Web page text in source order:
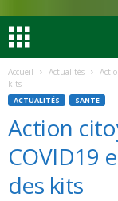
Accueil Actualités
kits
ACTUALITÉS SANTE
Action
COVID19
des kits